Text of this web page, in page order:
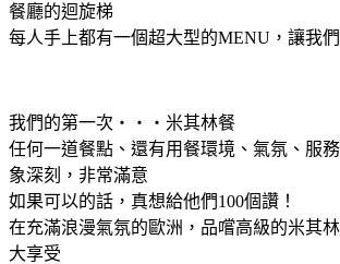
餐廳的迴旋梯
每人手上都有一個超大型的MENU，讓我
我們的第一次‧‧‧米其林餐
任何一道餐點、還有用餐環境、氣氛、服
象深刻，非常滿意
如果可以的話，真想給他們100個讚！
在充滿浪漫氣氛的歐洲，品嚐高級的米其
大享受